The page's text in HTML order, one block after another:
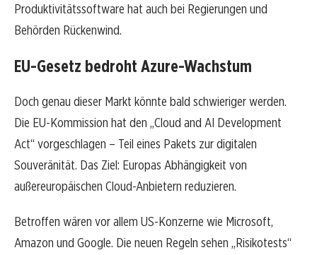
Produktivitätssoftware hat auch bei Regierungen und
Behörden Rückenwind.
EU-Gesetz bedroht Azure-Wachstum
Doch genau dieser Markt könnte bald schwieriger werden.
Die EU-Kommission hat den „Cloud and AI Development
Act“ vorgeschlagen – Teil eines Pakets zur digitalen
Souveränität. Das Ziel: Europas Abhängigkeit von
außereuropäischen Cloud-Anbietern reduzieren.
Betroffen wären vor allem US-Konzerne wie Microsoft,
Amazon und Google. Die neuen Regeln sehen „Risikotests“